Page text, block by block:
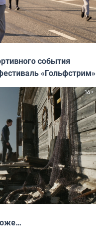
события
«Гольфстрим»